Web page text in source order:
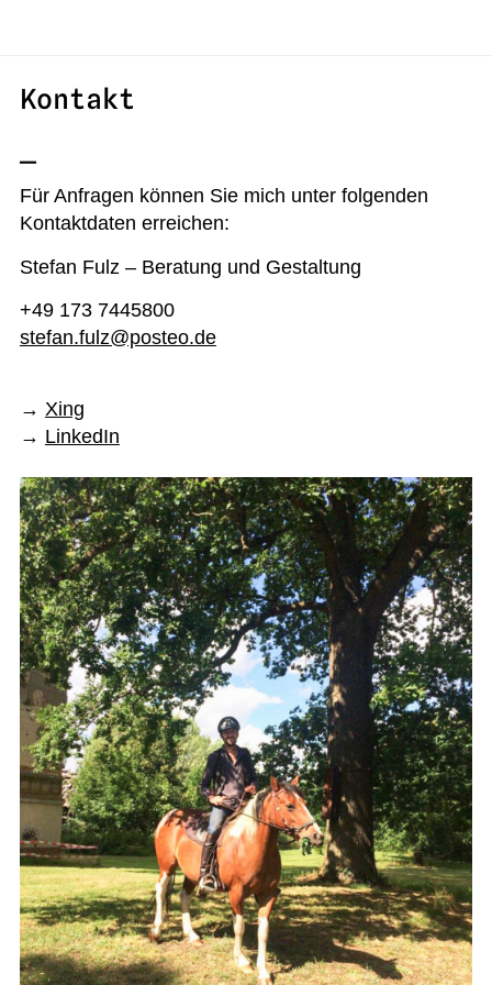
Reflektieren
Kontakt
Kontakt
Für Anfragen können Sie mich unter folgenden
Kontaktdaten erreichen:
Stefan Fulz – Beratung und Gestaltung
+49 173 7445800
stefan.fulz@posteo.de
→ Xing
→ LinkedIn